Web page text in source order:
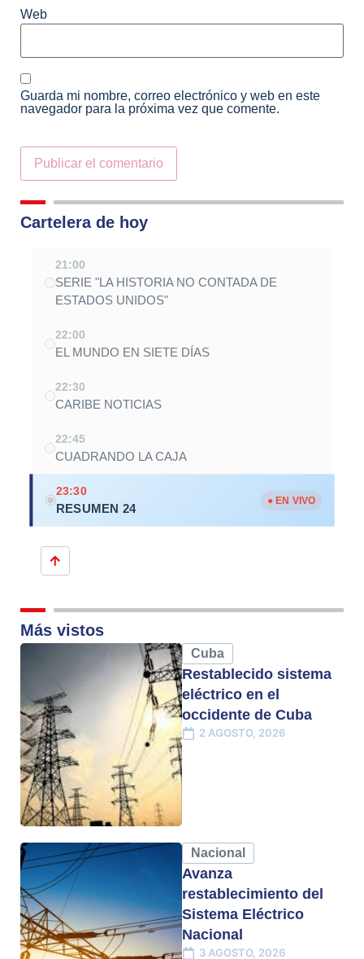
Web
Guarda mi nombre, correo electrónico y web en este
navegador para la próxima vez que comente.
Alternative:
Cartelera de hoy
21:00
SERIE "LA HISTORIA NO CONTADA DE
ESTADOS UNIDOS"
22:00
EL MUNDO EN SIETE DÍAS
22:30
CARIBE NOTICIAS
22:45
CUADRANDO LA CAJA
23:30
RESUMEN 24
● EN VIVO
Más vistos
Cuba
Restablecido sistema
eléctrico en el
occidente de Cuba
2 AGOSTO, 2026
Nacional
Avanza
restablecimiento del
Sistema Eléctrico
Nacional
3 AGOSTO, 2026